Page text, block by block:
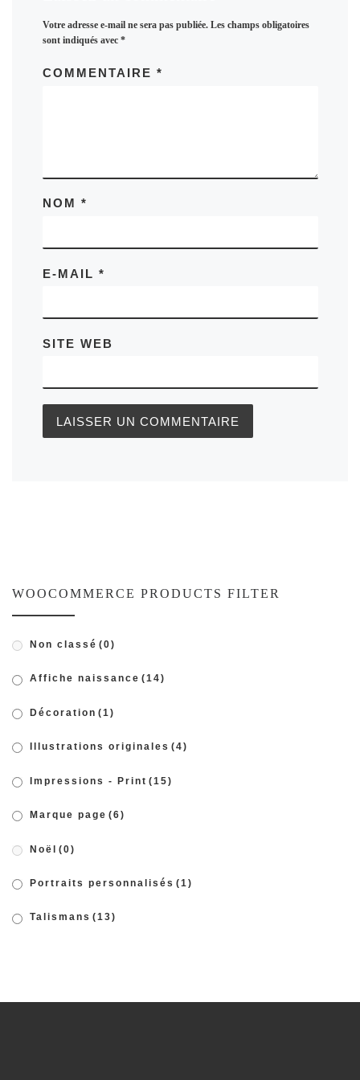
Votre adresse e-mail ne sera pas publiée. Les champs obligatoires
sont indiqués avec *
COMMENTAIRE *
NOM *
E-MAIL *
SITE WEB
WOOCOMMERCE PRODUCTS FILTER
Non classé (0)
Affiche naissance (14)
Décoration (1)
Illustrations originales (4)
Impressions - Print (15)
Marque page (6)
Noël (0)
Portraits personnalisés (1)
Talismans (13)